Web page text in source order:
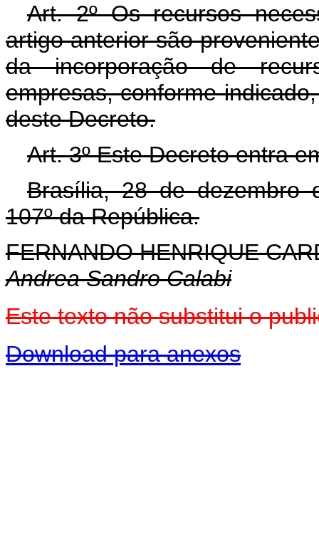
Art. 2º Os recursos
artigo anterior são
da incorporação de
empresas, conforme
deste Decreto.
Art. 3º Este Decreto entra
Brasília, 28 de dezembro
107º da República.
FERNANDO HENRIQUE
Andrea Sandro Calabi
Este texto não substitui o
Download para anexos